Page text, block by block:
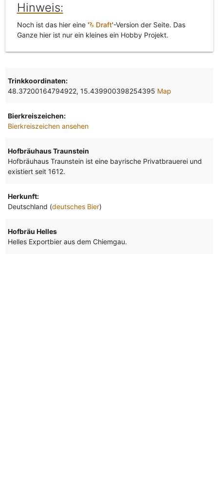
Hinweis:
Noch ist das hier eine ' Draft'-Version der Seite. Das
Ganze hier ist nur ein kleines ein Hobby Projekt.
Trinkkoordinaten:
48.37200164794922, 15.439900398254395 Map
Bierkreiszeichen:
Bierkreiszeichen ansehen
Hofbräuhaus Traunstein
Hofbräuhaus Traunstein ist eine bayrische Privatbrauerei und
existiert seit 1612.
Herkunft:
Deutschland (deutsches Bier)
Hofbräu Helles
Helles Exportbier aus dem Chiemgau.